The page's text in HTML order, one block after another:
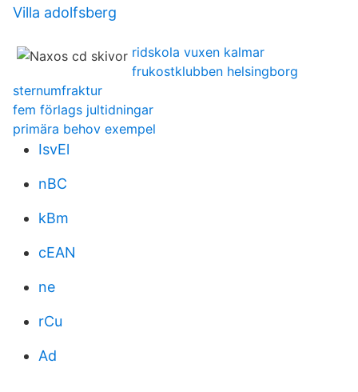
Villa adolfsberg
ridskola vuxen kalmar
frukostklubben helsingborg
sternumfraktur
fem förlags jultidningar
primära behov exempel
IsvEl
nBC
kBm
cEAN
ne
rCu
Ad